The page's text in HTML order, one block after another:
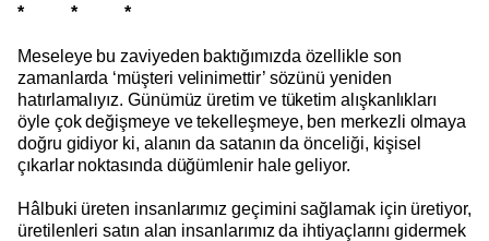
* * *
Meseleye bu zaviyeden baktığımızda özellikle son
zamanlarda ‘müşteri velinimettir’ sözünü yeniden
hatırlamalıyız. Günümüz üretim ve tüketim alışkanlıkları
öyle çok değişmeye ve tekelleşmeye, ben merkezli olmaya
doğru gidiyor ki, alanın da satanın da önceliği, kişisel
çıkarlar noktasında düğümlenir hale geliyor.
Hâlbuki üreten insanlarımız geçimini sağlamak için üretiyor,
üretilenleri satın alan insanlarımız da ihtiyaçlarını gidermek